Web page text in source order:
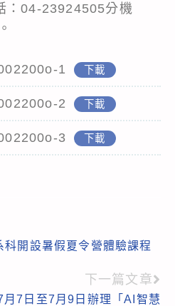
：04-23924505分機
1 下載
2 下載
3 下載
開設暑假夏令營體驗課程
下一篇文章
月7日至7月9日辦理「AI智慧